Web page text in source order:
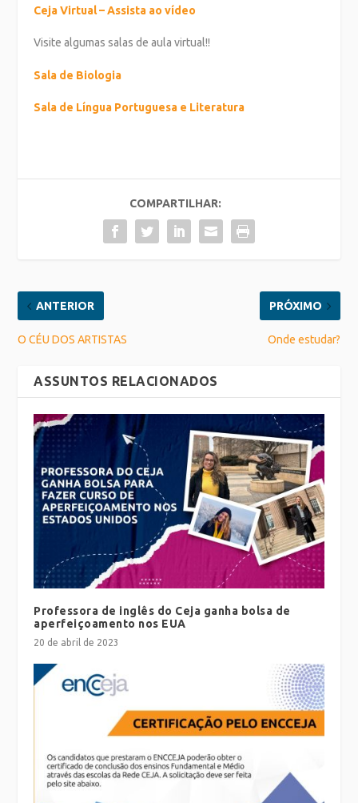
Ceja Virtual – Assista ao vídeo
Visite algumas salas de aula virtual!!
Sala de Biologia
Sala de Língua Portuguesa e Literatura
COMPARTILHAR:
ANTERIOR
O CÉU DOS ARTISTAS
PRÓXIMO
Onde estudar?
ASSUNTOS RELACIONADOS
Professora de inglês do Ceja ganha bolsa de
aperfeiçoamento nos EUA
20 de abril de 2023